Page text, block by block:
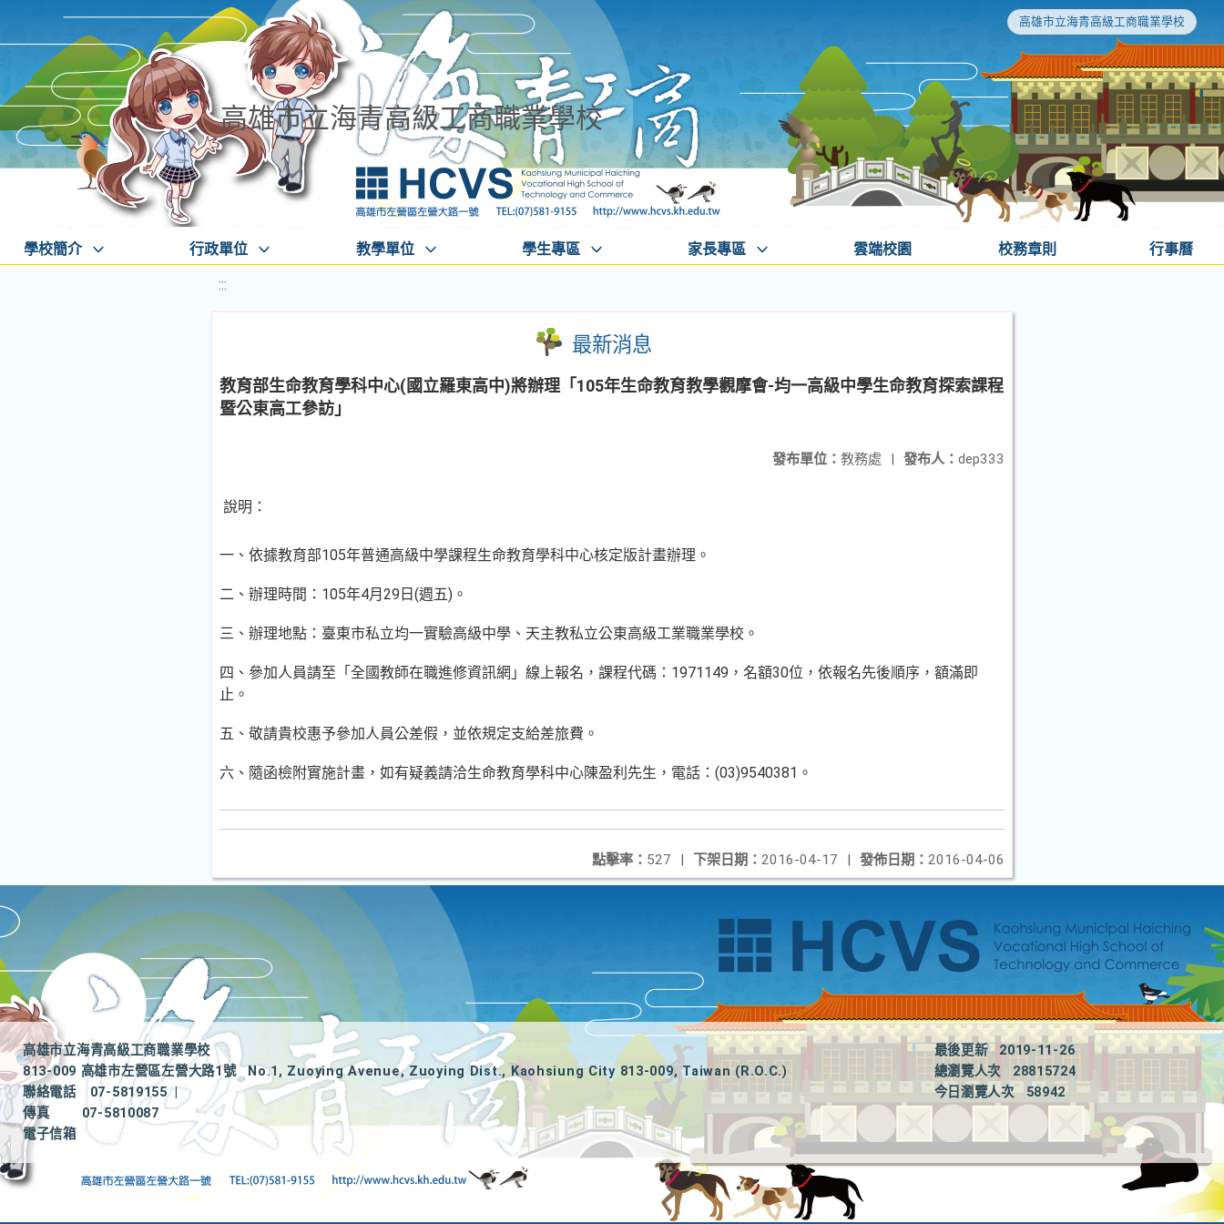
高雄市立海青高級工商職業學校
高雄市立海青高級工商職業學校
學校簡介 行政單位 教學單位 學生專區 家長專區 雲端校園 校務章則 行事曆
:::
最新消息
教育部生命教育學科中心(國立羅東高中)將辦理「105年生命教育教學觀摩會-均一高級中學生命教育探索課程
暨公東高工參訪」
發布人： dep333
發布單位： 教務處 |
說明：
一、依據教育部105年普通高級中學課程生命教育學科中心核定版計畫辦理。
二、辦理時間：105年4月29日(週五)。
三、辦理地點：臺東市私立均一實驗高級中學、天主教私立公東高級工業職業學校。
四、參加人員請至「全國教師在職進修資訊網」線上報名，課程代碼：1971149，名額30位，依報名先後順序，額滿即
止。
五、敬請貴校惠予參加人員公差假，並依規定支給差旅費。
六、隨函檢附實施計畫，如有疑義請洽生命教育學科中心陳盈利先生，電話：(03)9540381。
發佈日期： 2016-04-06
下架日期： 2016-04-17 |
點擊率： 527 |
高雄市立海青高級工商職業學校
813-009 高雄市左營區左營大路1號
No.1, Zuoying Avenue, Zuoying Dist., Kaohsiung City 813-009, Taiwan (R.O.C.)
聯絡電話
07-5819155
|
傳真
07-5810087
電子信箱
最後更新
2019-11-26
總瀏覽人次
28815724
今日瀏覽人次
58942